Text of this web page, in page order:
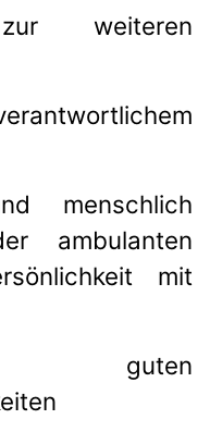
weiteren
menschlich
ambulanten
mit